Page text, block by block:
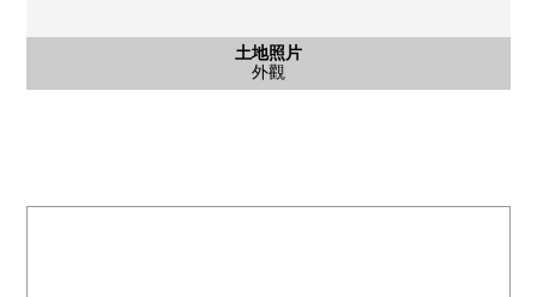
土地照片
外觀
土地照片
外觀、前面道路
土地照片
外觀、前面道路
土地照片
外觀、前面道路
土地照片
外觀、前面道路